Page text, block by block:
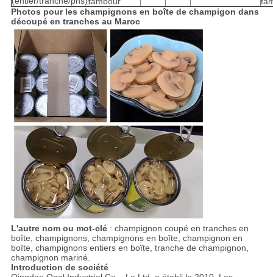
Photos pour les champignons en boîte de champigon dans
découpé en tranches au Maroc
L'autre nom ou mot-clé: champignon coupé en tranches en
boîte, champignons, champignons en boîte, champignon en
boîte, champignons entiers en boîte, tranche de champignon,
champignon mariné.
Introduction de société